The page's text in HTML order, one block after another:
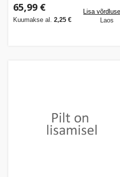
65,99 €
Kuumakse al. 2,25 €
Lisa
Laos